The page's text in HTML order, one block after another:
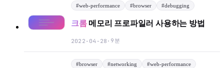
#web-performance #browser #debugging
크롬메모리 프로파일러 사용하는 방법
2022-04-28 · 9분
#browser #networking #web-performance